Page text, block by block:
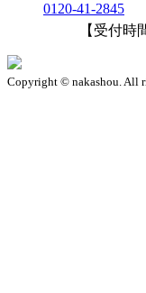
0120-41-2845
【受付時
Copyright © nakashou. All